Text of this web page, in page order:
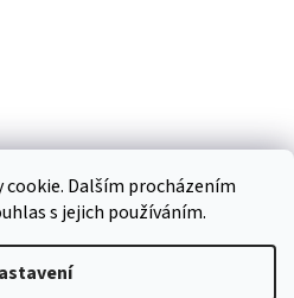
Dalším procházením
s jejich používáním.